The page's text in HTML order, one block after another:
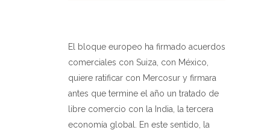
El bloque europeo ha firmado acuerdos
comerciales con Suiza, con México,
quiere ratificar con Mercosur y firmara
antes que termine el año un tratado de
libre comercio con la India, la tercera
economía global. En este sentido, la